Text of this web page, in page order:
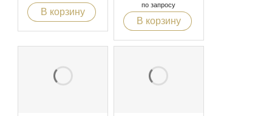
В корзину
по запросу
В корзину